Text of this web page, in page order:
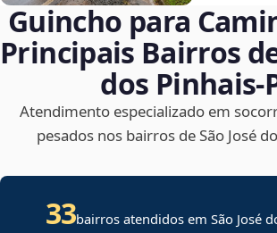
Guincho para
Principais Bairros
dos
Atendimento especializado em
pesados nos bairros de São José
33bairros atendidos emSão José